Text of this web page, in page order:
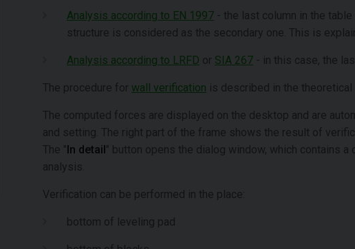
Analysis according to EN 1997 - the last column in the
structure is considered as the secondary one. This is
Analysis according to LRFD or SIA 267 - in this case, the
The procedure for wall verification is described in the
The computed forces are displayed on the desktop and are
and setting. The right part of the frame shows the result of
The "In detail" button opens the dialog window, which contains
analysis.
Verification can be performed in the place:
bottom of leveling pad